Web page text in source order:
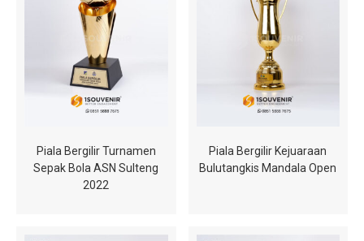
Piala Bergilir Turnamen
Sepak Bola ASN Sulteng
2022
Piala Bergilir Kejuaraan
Bulutangkis Mandala Open